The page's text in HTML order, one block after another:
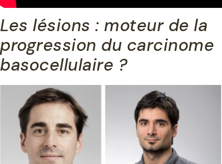
Les lésions : moteur de la
progression du carcinome
basocellulaire ?